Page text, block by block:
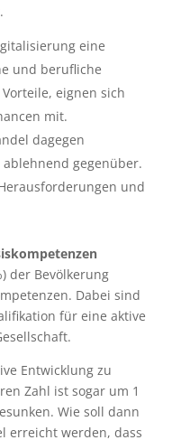
eine
und berufliche
eignen sich
mit.
dagegen
gegenüber.
und
der Bevölkerung
Dabei sind
für eine aktive
Entwicklung zu
Zahl ist sogar um 1
Wie soll dann
erreicht werden, dass